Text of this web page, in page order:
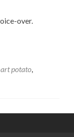
over.
potato,